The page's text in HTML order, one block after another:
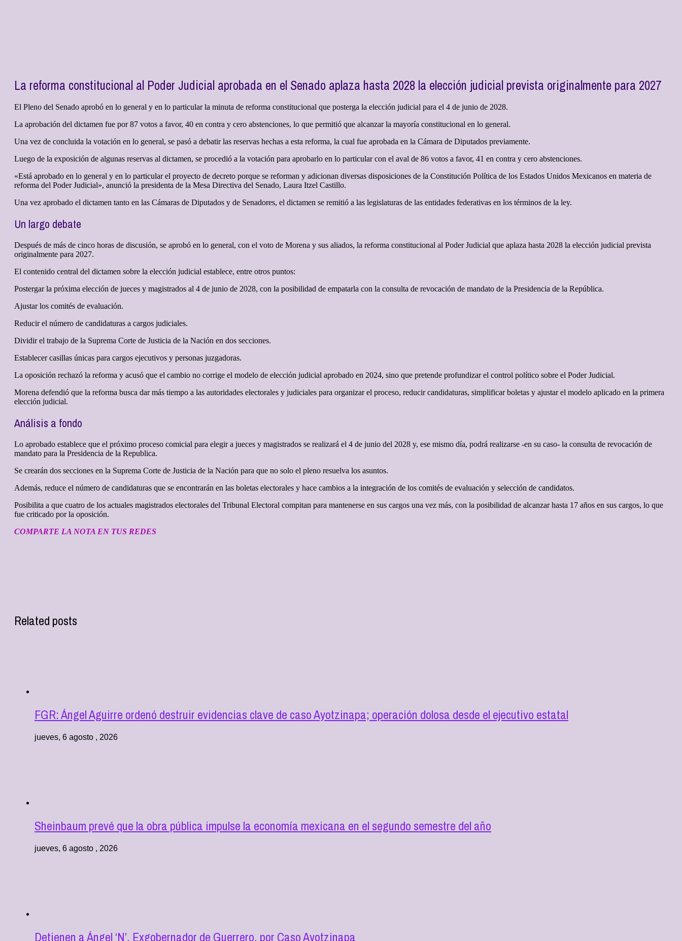
La reforma constitucional al Poder Judicial aprobada en el Senado aplaza hasta 2028 la elección judicial prevista originalmente para 2027
El Pleno del Senado aprobó en lo general y en lo particular la minuta de reforma constitucional que posterga la elección judicial para el 4 de junio de 2028.
La aprobación del dictamen fue por 87 votos a favor, 40 en contra y cero abstenciones, lo que permitió que alcanzar la mayoría constitucional en lo general.
Una vez de concluida la votación en lo general, se pasó a debatir las reservas hechas a esta reforma, la cual fue aprobada en la Cámara de Diputados previamente.
Luego de la exposición de algunas reservas al dictamen, se procedió a la votación para aprobarlo en lo particular con el aval de 86 votos a favor, 41 en contra y cero abstenciones.
«Está aprobado en lo general y en lo particular el proyecto de decreto porque se reforman y adicionan diversas disposiciones de la Constitución Política de los Estados Unidos Mexicanos en materia de
reforma del Poder Judicial», anunció la presidenta de la Mesa Directiva del Senado, Laura Itzel Castillo.
Una vez aprobado el dictamen tanto en las Cámaras de Diputados y de Senadores, el dictamen se remitió a las legislaturas de las entidades federativas en los términos de la ley.
Un largo debate
Después de más de cinco horas de discusión, se aprobó en lo general, con el voto de Morena y sus aliados, la reforma constitucional al Poder Judicial que aplaza hasta 2028 la elección judicial prevista
originalmente para 2027.
El contenido central del dictamen sobre la elección judicial establece, entre otros puntos:
Postergar la próxima elección de jueces y magistrados al 4 de junio de 2028, con la posibilidad de empatarla con la consulta de revocación de mandato de la Presidencia de la República.
Ajustar los comités de evaluación.
Reducir el número de candidaturas a cargos judiciales.
Dividir el trabajo de la Suprema Corte de Justicia de la Nación en dos secciones.
Establecer casillas únicas para cargos ejecutivos y personas juzgadoras.
La oposición rechazó la reforma y acusó que el cambio no corrige el modelo de elección judicial aprobado en 2024, sino que pretende profundizar el control político sobre el Poder Judicial.
Morena defendió que la reforma busca dar más tiempo a las autoridades electorales y judiciales para organizar el proceso, reducir candidaturas, simplificar boletas y ajustar el modelo aplicado en la primera
elección judicial.
Análisis a fondo
Lo aprobado establece que el próximo proceso comicial para elegir a jueces y magistrados se realizará el 4 de junio del 2028 y, ese mismo día, podrá realizarse -en su caso- la consulta de revocación de
mandato para la Presidencia de la Republica.
Se crearán dos secciones en la Suprema Corte de Justicia de la Nación para que no solo el pleno resuelva los asuntos.
Además, reduce el número de candidaturas que se encontrarán en las boletas electorales y hace cambios a la integración de los comités de evaluación y selección de candidatos.
Posibilita a que cuatro de los actuales magistrados electorales del Tribunal Electoral compitan para mantenerse en sus cargos una vez más, con la posibilidad de alcanzar hasta 17 años en sus cargos, lo que
fue criticado por la oposición.
COMPARTE LA NOTA EN TUS REDES
Related posts
FGR: Ángel Aguirre ordenó destruir evidencias clave de caso Ayotzinapa; operación dolosa desde el ejecutivo estatal
jueves, 6 agosto , 2026
Sheinbaum prevé que la obra pública impulse la economía mexicana en el segundo semestre del año
jueves, 6 agosto , 2026
Detienen a Ángel ‘N’, Exgobernador de Guerrero, por Caso Ayotzinapa